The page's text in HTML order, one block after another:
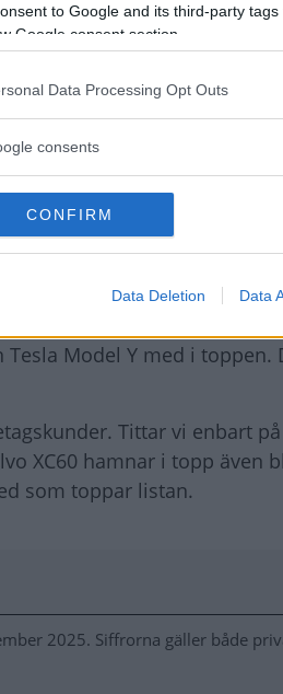
to Google and its third-party
Google consent section.
Data Processing Opt Outs
consents
CONFIRM
Data Deletion Data
ändå på fjärde plats totalt sett.
populäraste nya bil
Volvo EX40/XC40 med
vilket även gäller
Model Y med i
Tittar vi enbart
XC60 hamnar i topp även
som toppar listan.
2025. Siffrorna gäller både